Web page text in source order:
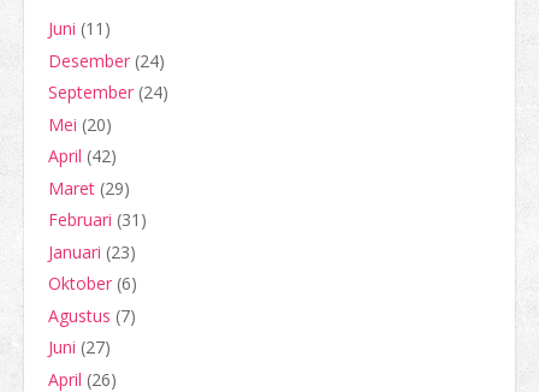
Juni (11)
Desember (24)
September (24)
Mei (20)
April (42)
Maret (29)
Februari (31)
Januari (23)
Oktober (6)
Agustus (7)
Juni (27)
April (26)